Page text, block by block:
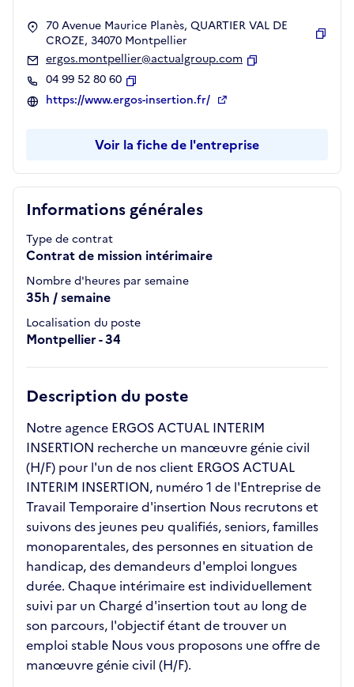
Informations générales
Type de contrat
Contrat de mission intérimaire
Nombre d'heures par semaine
35h / semaine
Localisation du poste
Montpellier - 34
Description du poste
Notre agence ERGOS ACTUAL INTERIM
INSERTION recherche un manœuvre génie civil
(H/F) pour l'un de nos client ERGOS ACTUAL
INTERIM INSERTION, numéro 1 de l'Entreprise de
Travail Temporaire d'insertion Nous recrutons et
suivons des jeunes peu qualifiés, seniors, familles
monoparentales, des personnes en situation de
handicap, des demandeurs d'emploi longues
durée. Chaque intérimaire est individuellement
suivi par un Chargé d'insertion tout au long de
son parcours, l'objectif étant de trouver un
emploi stable Nous vous proposons une offre de
manœuvre génie civil (H/F).
70 Avenue Maurice Planès, QUARTIER VAL DE
CROZE, 34070 Montpellier
ergos.montpellier@actualgroup.com
04 99 52 80 60
Copier
https://www.ergos-insertion.fr/
Voir la fiche de l'entreprise